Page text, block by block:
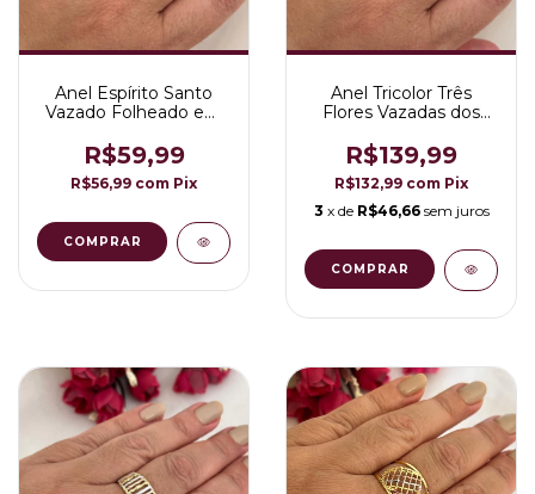
Anel Espírito Santo
Vazado Folheado em
R$59,99
R$56,99 com Pix
COMPRAR
Anel Tricolor Três
Flores Vazadas dos
Ouro 18K
R$139,99
R$132,99 com Pix
3 x de R$46,66 sem juros
COMPRAR